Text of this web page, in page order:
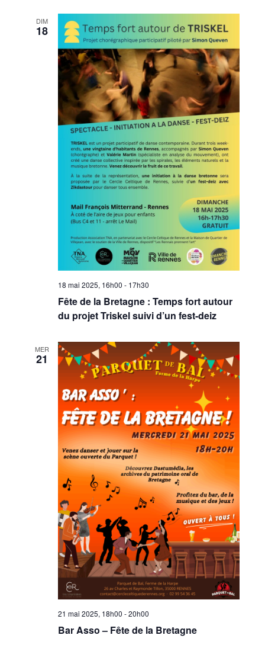
DIM
18
18 mai 2025, 16h00 - 17h30
Fête de la Bretagne : Temps fort autour
du projet Triskel suivi d’un fest-deiz
MER
21
21 mai 2025, 18h00 -20h00
Bar Asso – Fête de la Bretagne